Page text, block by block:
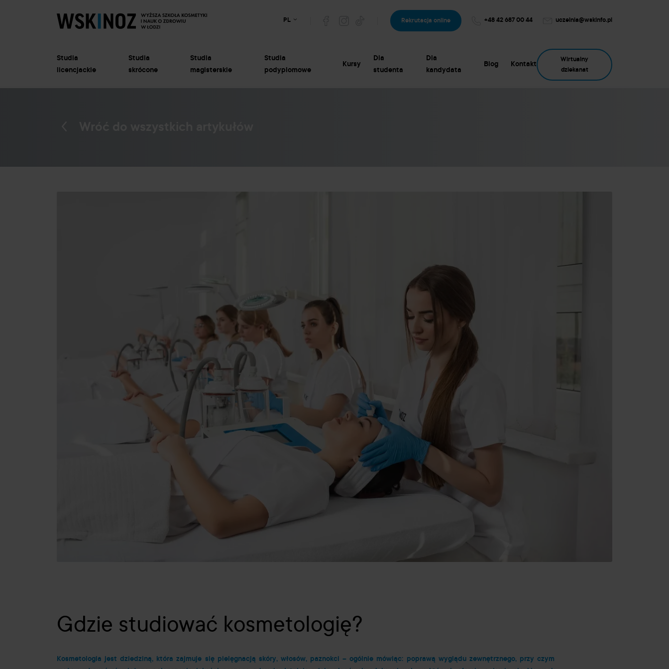
PL Rekrutacja online +48 42 687 00 44 uczelnia@wskinfo.pl
Studia
licencjackie
Studia
skrócone
Studia
magisterskie
Studia
podyplomowe
Kursy
Dla
studenta
Dla
kandydata
Blog Kontakt
Wirtualny
dziekanat
Gdzie studiować kosmetologię?
Kosmetologia jest dziedziną, która zajmuje się pielęgnacją skóry, włosów, paznokci – ogólnie mówiąc: poprawą wyglądu zewnętrznego, przy czym